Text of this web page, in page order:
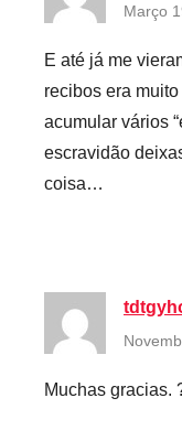
Março
E até já me
recibos era
acumular vários
escravidão
coisa…
Muchas gracias.